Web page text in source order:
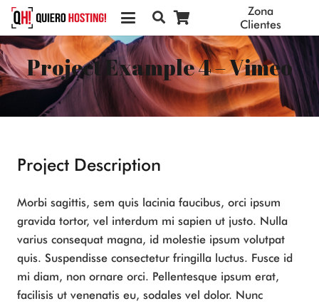
Zona
Clientes
Project Example 4 – Vimeo
Project Description
Morbi sagittis, sem quis lacinia faucibus, orci ipsum
gravida tortor, vel interdum mi sapien ut justo. Nulla
varius consequat magna, id molestie ipsum volutpat
quis. Suspendisse consectetur fringilla luctus. Fusce id
mi diam, non ornare orci. Pellentesque ipsum erat,
facilisis ut venenatis eu, sodales vel dolor. Nunc